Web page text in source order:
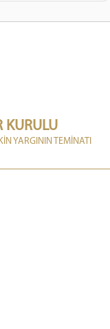
KURULU
YARGININ TEMİNATI